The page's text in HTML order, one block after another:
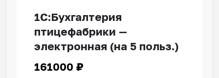
1С:Бухгалтерия
птицефабрики —
электронная (на 5 польз.)
161000 ₽